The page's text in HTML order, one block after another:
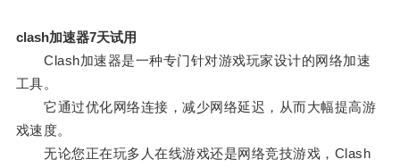
clash加速器7天试用
Clash加速器是一种专门针对游戏玩家设计的网络加速
工具。
它通过优化网络连接，减少网络延迟，从而大幅提高游
戏速度。
无论您正在玩多人在线游戏还是网络竞技游戏，Clash